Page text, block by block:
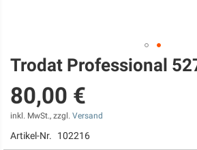
Zum
Anfang
der
Bildgalerie
springen
Trodat Professional
80,00 €
inkl. MwSt., zzgl. Versand
Artikel-Nr. 102216